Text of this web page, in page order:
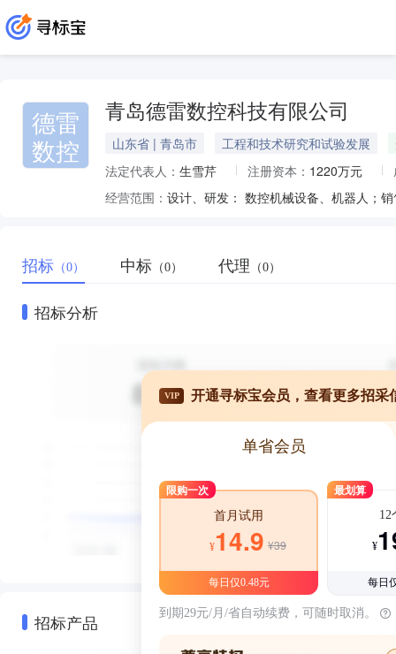
德雷
数控
青岛德雷数控科技有限公司
山东省 | 青岛市 工程和技术研究和试验发展
法定代表人： 生雪芹 注册资本： 1220万元
经营范围：
招标 （0） 中标 （0） 代理 （0）
招标分析
招标产品
VIP 开通寻标宝会员，查看更多招采
单省会员
限购一次
首月试用
¥14.9 ¥39
每日仅0.48元
最划算
12
¥
每日
到期29元/月/省自动续费，可随时取消。